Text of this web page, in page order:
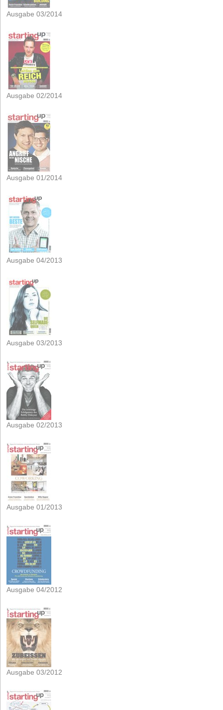
Ausgabe 03/2014
Ausgabe 02/2014
Ausgabe 01/2014
Ausgabe 04/2013
Ausgabe 03/2013
Ausgabe 02/2013
Ausgabe 01/2013
Ausgabe 04/2012
Ausgabe 03/2012